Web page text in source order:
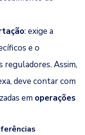
: exige a
e o
reguladores. Assim,
deve contar com
em operações